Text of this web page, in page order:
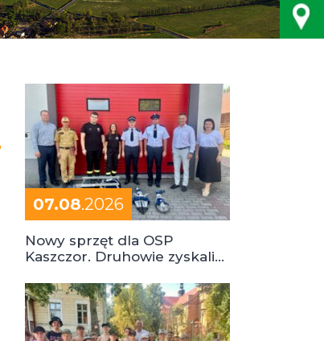
07.08.2026
Nowy sprzęt dla OSP
Kaszczor. Druhowie zyskali